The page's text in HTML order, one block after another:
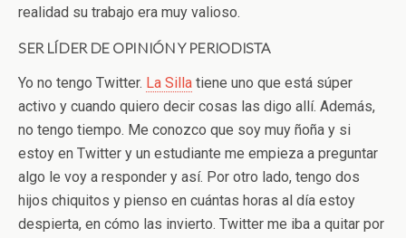
realidad su trabajo era muy valioso.
SER LÍDER DE OPINIÓN Y PERIODISTA
Yo no tengo Twitter. La Silla tiene uno que está súper
activo y cuando quiero decir cosas las digo allí. Además,
no tengo tiempo. Me conozco que soy muy ñoña y si
estoy en Twitter y un estudiante me empieza a preguntar
algo le voy a responder y así. Por otro lado, tengo dos
hijos chiquitos y pienso en cuántas horas al día estoy
despierta, en cómo las invierto. Twitter me iba a quitar por